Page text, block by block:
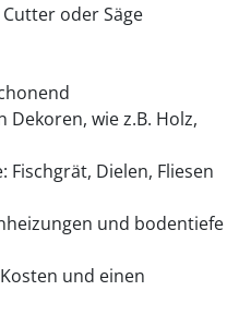
oder Säge
Dekoren, wie z.B. Holz,
Fischgrät, Dielen, Fliesen
und bodentiefe
und einen